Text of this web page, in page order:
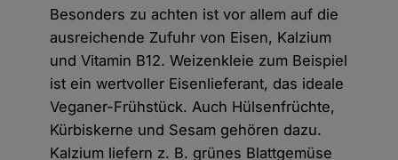
Besonders zu achten ist vor allem auf die
ausreichende Zufuhr von Eisen, Kalzium
und Vitamin B12. Weizenkleie zum Beispiel
ist ein wertvoller Eisenlieferant, das ideale
Veganer-Frühstück. Auch Hülsenfrüchte,
Kürbiskerne und Sesam gehören dazu.
Kalzium liefern z. B. grünes Blattgemüse